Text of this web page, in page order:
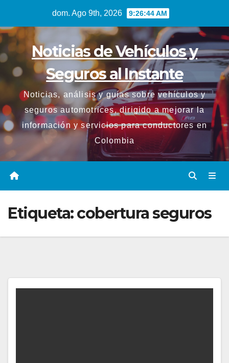
contenido
dom. Ago 9th, 2026 9:26:44 AM
Noticias de Vehículos y
Seguros al Instante
Noticias, análisis y guías sobre vehículos y
seguros automotrices, dirigido a mejorar la
información y servicios para conductores en
Colombia
Etiqueta:cobertura seguros